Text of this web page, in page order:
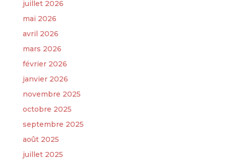
juillet 2026
mai 2026
avril 2026
mars 2026
février 2026
janvier 2026
novembre 2025
octobre 2025
septembre 2025
août 2025
juillet 2025